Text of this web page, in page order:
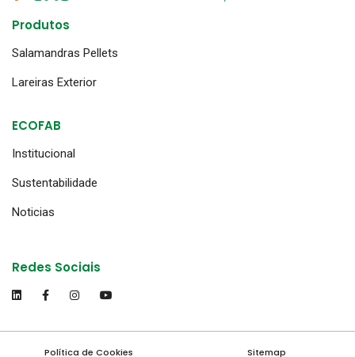
Produtos
Salamandras Pellets
Lareiras Exterior
ECOFAB
Institucional
Sustentabilidade
Noticias
Redes Sociais
Política de Cookies Sitemap